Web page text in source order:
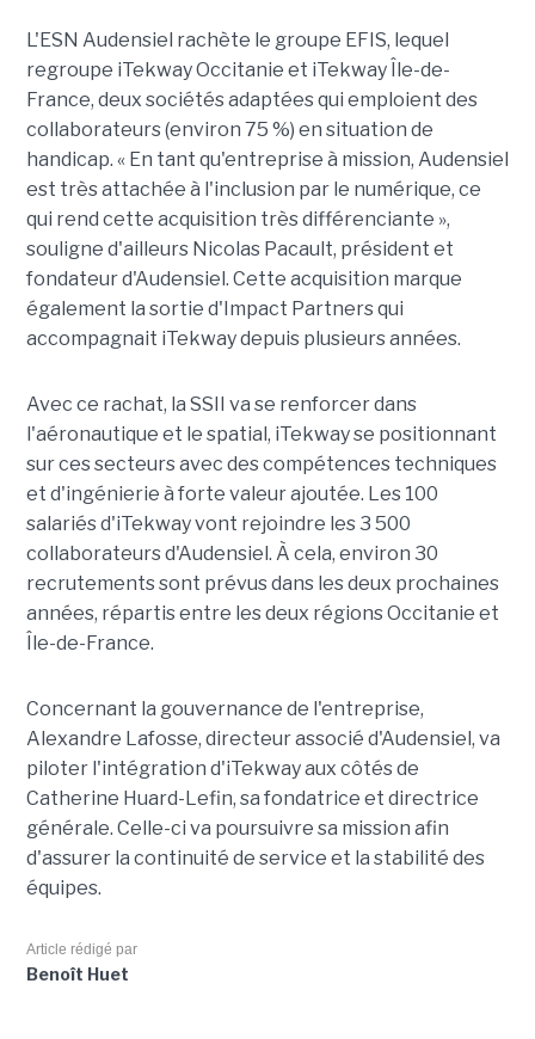
L'ESN Audensiel rachète le groupe EFIS, lequel
regroupe iTekway Occitanie et iTekway Île-de-
France, deux sociétés adaptées qui emploient des
collaborateurs (environ 75 %) en situation de
handicap. « En tant qu'entreprise à mission, Audensiel
est très attachée à l'inclusion par le numérique, ce
qui rend cette acquisition très différenciante »,
souligne d'ailleurs Nicolas Pacault, président et
fondateur d'Audensiel. Cette acquisition marque
également la sortie d'Impact Partners qui
accompagnait iTekway depuis plusieurs années.
Avec ce rachat, la SSII va se renforcer dans
l'aéronautique et le spatial, iTekway se positionnant
sur ces secteurs avec des compétences techniques
et d'ingénierie à forte valeur ajoutée. Les 100
salariés d'iTekway vont rejoindre les 3 500
collaborateurs d'Audensiel. À cela, environ 30
recrutements sont prévus dans les deux prochaines
années, répartis entre les deux régions Occitanie et
Île-de-France.
Concernant la gouvernance de l'entreprise,
Alexandre Lafosse, directeur associé d'Audensiel, va
piloter l'intégration d'iTekway aux côtés de
Catherine Huard-Lefin, sa fondatrice et directrice
générale. Celle-ci va poursuivre sa mission afin
d'assurer la continuité de service et la stabilité des
équipes.
Article rédigé par
Benoît Huet